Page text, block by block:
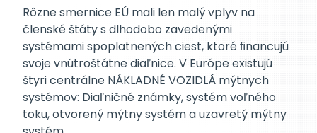
Rôzne smernice EÚ mali len malý vplyv na
členské štáty s dlhodobo zavedenými
systémami spoplatnených ciest, ktoré ﬁnancujú
svoje vnútroštátne diaľnice. V Európe existujú
štyri centrálne NÁKLADNÉ VOZIDLÁ mýtnych
systémov: Diaľničné známky, systém voľného
toku, otvorený mýtny systém a uzavretý mýtny